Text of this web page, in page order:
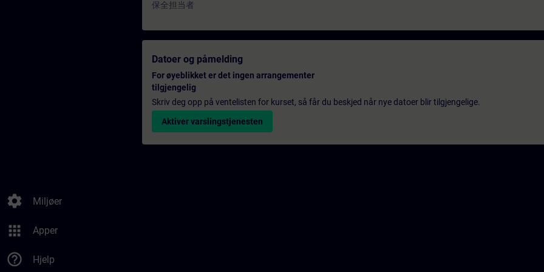
settings Miljøer
apps Apper
help_outline Hjelp
保全担当者
Datoer og påmelding
For øyeblikket er det ingen arrangementer
tilgjengelig
Skriv deg opp på ventelisten for kurset, så får du beskjed når nye datoer blir tilgjengelige.
Aktiver varslingstjenesten